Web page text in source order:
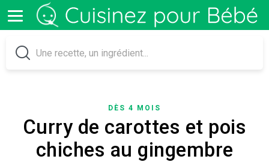
DÈS 4 MOIS
Curry de carottes et pois
chiches au gingembre